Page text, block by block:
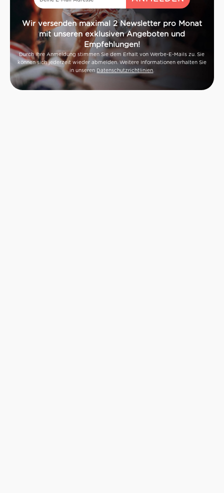
Wir versenden maximal 2 Newsletter pro Monat
mit unseren exklusiven Angeboten und
Empfehlungen!
Durch Ihre Anmeldung stimmen Sie dem Erhalt von Werbe-E-Mails zu. Sie
können sich jederzeit wieder abmelden. Weitere Informationen erhalten Sie
in unseren Datenschutzrichtlinien